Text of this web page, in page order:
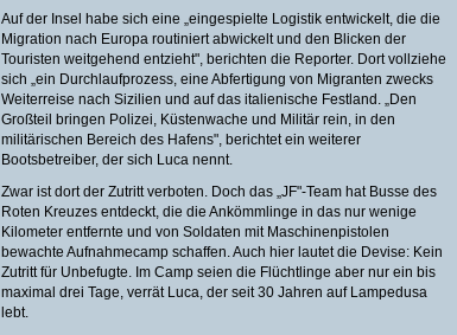
Auf der Insel habe sich eine „eingespielte Logistik entwickelt, die die
Migration nach Europa routiniert abwickelt und den Blicken der
Touristen weitgehend entzieht", berichten die Reporter. Dort vollziehe
sich „ein Durchlaufprozess, eine Abfertigung von Migranten zwecks
Weiterreise nach Sizilien und auf das italienische Festland. „Den
Großteil bringen Polizei, Küstenwache und Militär rein, in den
militärischen Bereich des Hafens", berichtet ein weiterer
Bootsbetreiber, der sich Luca nennt.
Zwar ist dort der Zutritt verboten. Doch das „JF"-Team hat Busse des
Roten Kreuzes entdeckt, die die Ankömmlinge in das nur wenige
Kilometer entfernte und von Soldaten mit Maschinenpistolen
bewachte Aufnahmecamp schaffen. Auch hier lautet die Devise: Kein
Zutritt für Unbefugte. Im Camp seien die Flüchtlinge aber nur ein bis
maximal drei Tage, verrät Luca, der seit 30 Jahren auf Lampedusa
lebt.